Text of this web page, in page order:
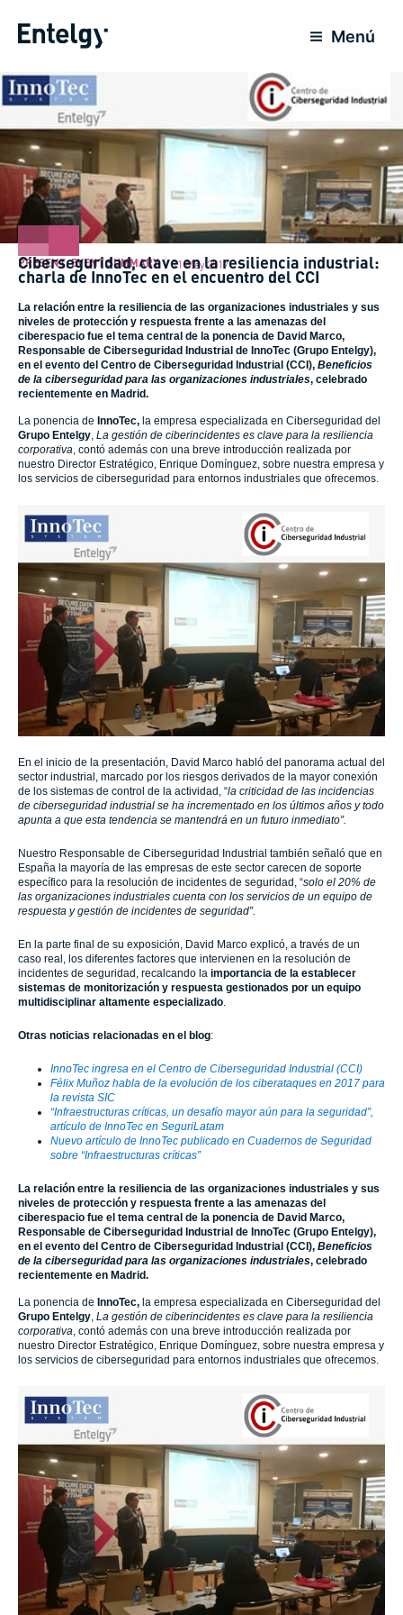
Menú
PRESENT,EVENT SUMMARY 11 May 2017
Ciberseguridad, clave en la resiliencia industrial:
charla de InnoTec en el encuentro del CCI
La relación entre la resiliencia de las organizaciones industriales y sus
niveles de protección y respuesta frente a las amenazas del
ciberespacio fue el tema central de la ponencia de David Marco,
Responsable de Ciberseguridad Industrial de InnoTec (Grupo Entelgy),
en el evento del Centro de Ciberseguridad Industrial (CCI), Beneficios
de la ciberseguridad para las organizaciones industriales, celebrado
recientemente en Madrid.
La ponencia de InnoTec, la empresa especializada en Ciberseguridad del
Grupo Entelgy La gestión de ciberincidentes es clave para la resiliencia
corporativa , contó además con una breve introducción realizada por
nuestro Director Estratégico, Enrique Domínguez, sobre nuestra empresa y
los servicios de ciberseguridad para entornos industriales que ofrecemos.
En el inicio de la presentación, David Marco habló del panorama actual del
sector industrial, marcado por los riesgos derivados de la mayor conexión
de los sistemas de control de la actividad, “la criticidad de las incidencias
de ciberseguridad industrial se ha incrementado en los últimos años y todo
apunta a que esta tendencia se mantendrá en un futuro inmediato”.
Nuestro Responsable de Ciberseguridad Industrial también señaló que en
España la mayoría de las empresas de este sector carecen de soporte
específico para la resolución de incidentes de seguridad, “solo el 20% de
las organizaciones industriales cuenta con los servicios de un equipo de
respuesta y gestión de incidentes de seguridad”.
En la parte final de su exposición, David Marco explicó, a través de un
caso real, los diferentes factores que intervienen en la resolución de
incidentes de seguridad, recalcando la importancia de la establecer
sistemas de monitorización y respuesta gestionados por un equipo
multidisciplinar altamente especializado.
Otras noticias relacionadas en el blog:
InnoTec ingresa en el Centro de Ciberseguridad Industrial (CCI)
Félix Muñoz habla de la evolución de los ciberataques en 2017 para
la revista SIC
“Infraestructuras críticas, un desafío mayor aún para la seguridad”,
artículo de InnoTec en SeguriLatam
Nuevo artículo de InnoTec publicado en Cuadernos de Seguridad
sobre “Infraestructuras críticas”
La relación entre la resiliencia de las organizaciones industriales y sus
niveles de protección y respuesta frente a las amenazas del
ciberespacio fue el tema central de la ponencia de David Marco,
Responsable de Ciberseguridad Industrial de InnoTec (Grupo Entelgy),
en el evento del Centro de Ciberseguridad Industrial (CCI), Beneficios
de la ciberseguridad para las organizaciones industriales, celebrado
recientemente en Madrid.
La ponencia de InnoTec, la empresa especializada en Ciberseguridad del
Grupo Entelgy, La gestión de ciberincidentes es clave para la resiliencia
corporativa, contó además con una breve introducción realizada por
nuestro Director Estratégico, Enrique Domínguez, sobre nuestra empresa y
los servicios de ciberseguridad para entornos industriales que ofrecemos.